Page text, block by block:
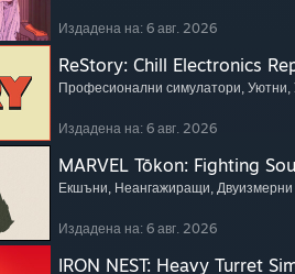
Издадена на: 6 авг. 2026
ReStory: Chill Electronics
Професионални симулатори, Уютни,
Издадена на: 6 авг. 2026
MARVEL Tōkon: Fighting
Екшъни, Неангажиращи,
Издадена на: 6 авг. 2026
IRON NEST: Heavy Turret